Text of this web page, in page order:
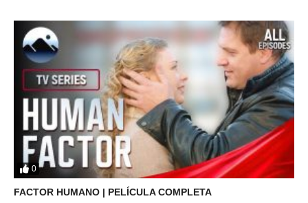
0
FACTOR HUMANO | PELÍCULA COMPLETA